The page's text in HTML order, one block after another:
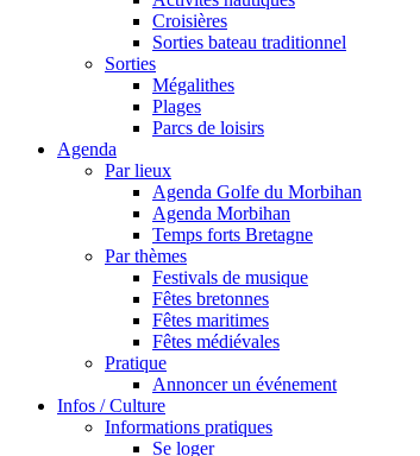
Croisières
Sorties bateau traditionnel
Sorties
Mégalithes
Plages
Parcs de loisirs
Agenda
Par lieux
Agenda Golfe du Morbihan
Agenda Morbihan
Temps forts Bretagne
Par thèmes
Festivals de musique
Fêtes bretonnes
Fêtes maritimes
Fêtes médiévales
Pratique
Annoncer un événement
Infos / Culture
Informations pratiques
Se loger